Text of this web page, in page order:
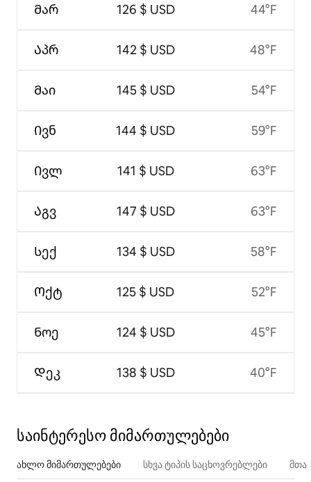
Მარ
Აპრ
Მაი
Ივნ
Ივლ
Აგვ
Სექ
Ოქტ
Ნოე
Დეკ
126 $ USD
142 $ USD
145 $ USD
144 $ USD
141 $ USD
147 $ USD
134 $ USD
125 $ USD
124 $ USD
138 $ USD
44°F
48°F
54°F
59°F
63°F
63°F
58°F
52°F
45°F
40°F
საინტერესო მიმართულებები
ახლო მიმართულებები სხვა ტიპის საცხოვრებლები